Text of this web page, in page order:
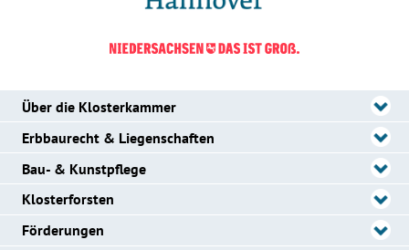
Über die Klosterkammer
Erbbaurecht & Liegenschaften
Bau- & Kunstpflege
Klosterforsten
Förderungen